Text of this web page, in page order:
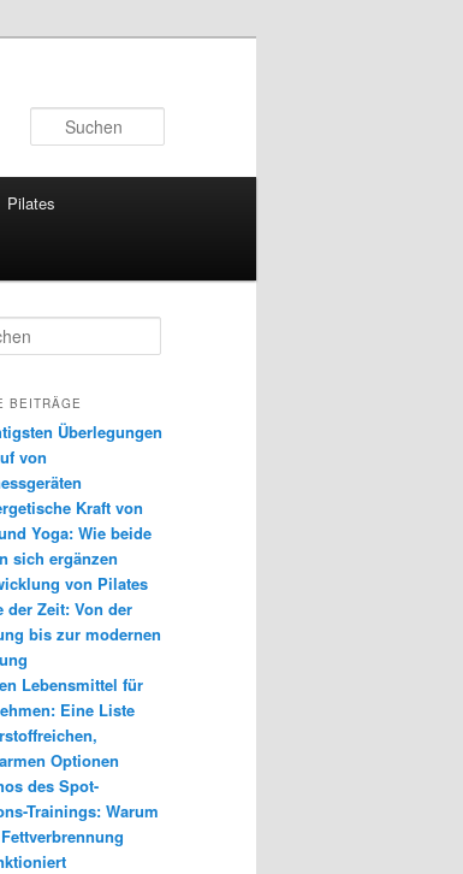
Pilates
BEITRÄGE
Überlegungen
von
Kraft von
Yoga: Wie beide
sich ergänzen
von Pilates
der Zeit: Von der
bis zur modernen
Lebensmittel für
Eine Liste
Optionen
des Spot-
Trainings: Warum